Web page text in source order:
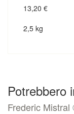
13,20 €
2,5 kg
Potrebbero
Frederic